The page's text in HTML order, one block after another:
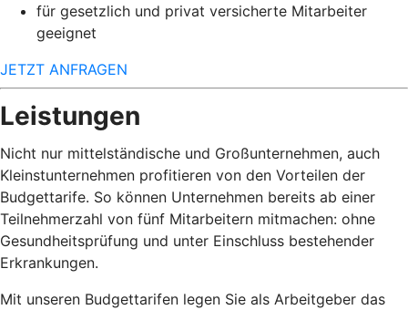
für gesetzlich und privat versicherte Mitarbeiter
geeignet
JETZT ANFRAGEN
Leistungen
Nicht nur mittelständische und Großunternehmen, auch
Kleinstunternehmen profitieren von den Vorteilen der
Budgettarife. So können Unternehmen bereits ab einer
Teilnehmerzahl von fünf Mitarbeitern mitmachen: ohne
Gesundheitsprüfung und unter Einschluss bestehender
Erkrankungen.
Mit unseren Budgettarifen legen Sie als Arbeitgeber das